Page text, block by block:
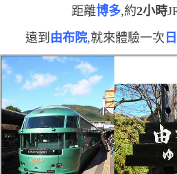
距離博多,約2小時
遠到 由布院,就來體驗一次